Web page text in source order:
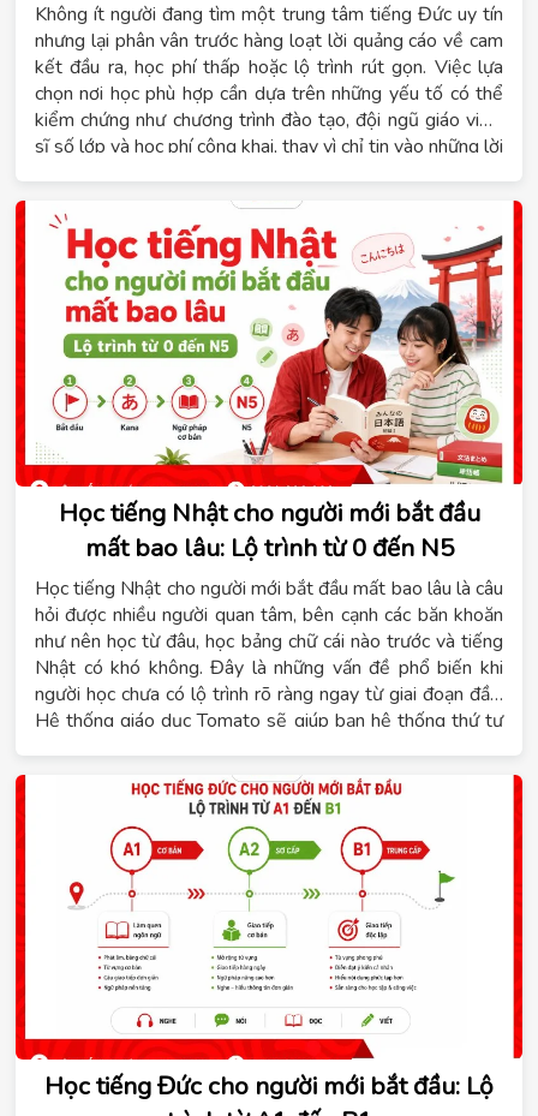
Không ít người đang tìm một trung tâm tiếng Đức uy tín
nhưng lại phân vân trước hàng loạt lời quảng cáo về cam
kết đầu ra, học phí thấp hoặc lộ trình rút gọn. Việc lựa
chọn nơi học phù hợp cần dựa trên những yếu tố có thể
kiểm chứng như chương trình đào tạo, đội ngũ giáo viên,
sĩ số lớp và học phí công khai, thay vì chỉ tin vào những lời
chương trình tiếng Đức theo từng cấp độ từ A1 đến B1,
phù hợp với người mới bắt đầu, người học để du học nghề
hoặc người đi làm cần chứng chỉ. Nội dung dưới đây sẽ
giúp bạn nắm rõ tiêu chí đánh giá một trung tâm tiếng
Đức, lộ trình học phù hợp, thời gian đạt B1 và các hình
thức học đang được áp dụng hiện nay.
Học tiếng Nhật cho người mới bắt đầu
mất bao lâu: Lộ trình từ 0 đến N5
Học tiếng Nhật cho người mới bắt đầu mất bao lâu là câu
hỏi được nhiều người quan tâm, bên cạnh các băn khoăn
như nên học từ đâu, học bảng chữ cái nào trước và tiếng
Nhật có khó không. Đây là những vấn đề phổ biến khi
người học chưa có lộ trình rõ ràng ngay từ giai đoạn đầu.
Hệ thống giáo dục Tomato sẽ giúp bạn hệ thống thứ tự
lựa chọn khóa học phù hợp với mục tiêu cá nhân.
Học tiếng Đức cho người mới bắt đầu: Lộ